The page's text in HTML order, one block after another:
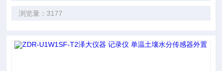
浏览量：3177